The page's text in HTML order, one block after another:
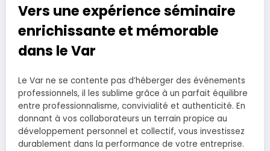
Vers une expérience séminaire
enrichissante et mémorable
dans le Var
Le Var ne se contente pas d’héberger des événements
professionnels, il les sublime grâce à un parfait équilibre
entre professionnalisme, convivialité et authenticité. En
donnant à vos collaborateurs un terrain propice au
développement personnel et collectif, vous investissez
durablement dans la performance de votre entreprise.